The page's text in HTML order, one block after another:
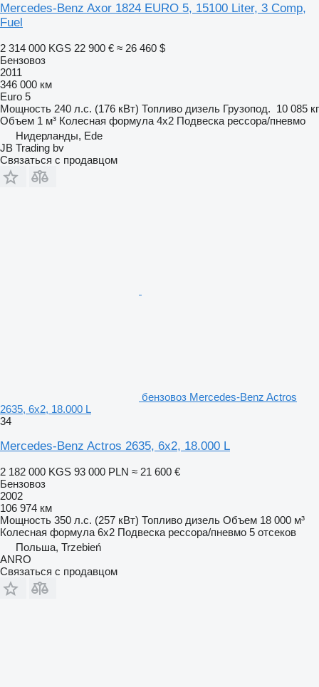
Mercedes-Benz Axor 1824 EURO 5, 15100 Liter, 3 Comp,
Fuel
2 314 000 KGS 22 900 € ≈ 26 460 $
Бензовоз
2011
346 000 км
Euro 5
Мощность 240 л.с. (176 кВт) Топливо дизель Грузопод. 10 085 кг
Объем 1 м³ Колесная формула 4x2 Подвеска рессора/пневмо
Нидерланды, Ede
JB Trading bv
Связаться с продавцом
бензовоз Mercedes-Benz Actros
2635, 6x2, 18.000 L
34
Mercedes-Benz Actros 2635, 6x2, 18.000 L
2 182 000 KGS 93 000 PLN ≈ 21 600 €
Бензовоз
2002
106 974 км
Мощность 350 л.с. (257 кВт) Топливо дизель Объем 18 000 м³
Колесная формула 6x2 Подвеска рессора/пневмо 5 отсеков
Польша, Trzebień
ANRO
Связаться с продавцом